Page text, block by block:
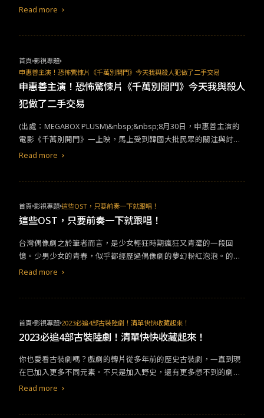
Read more
首頁 影視專題
申惠善主演！恐怖驚悚片《千萬別開門》今天我與殺人犯做了二手交易
申惠善主演！恐怖驚悚片《千萬別開門》今天我與殺人
犯做了二手交易
(出處：MEGABOX PLUSM)&nbsp;&nbsp;8月30日，申惠善主演的
電影《千萬別開門》一上映，馬上受到韓國大批民眾的關注與討
論。在韓國大型電影院CGV平台調查，期待值甚至高達98%，觀後
一樣，也因此有許多觀眾紛紛留下很有共鳴的留言。&nbsp;(出
處：CGV平台)&nbsp;&nbsp;「現實也有可能發生的事情讓人覺得
蘿蔔二手交易網的危險性真的充分有可能在現實社會出現，這樣的
題材真的非常有趣且女主角的演技相當的好，但最後結尾稍些失去
張力有點可惜。」&nbsp;(出處：CGV平台)&nbsp;&nbsp;「身為使
知道真相》新聞中所討論過的真實事件《二手交易那個傢伙》，由
於此事件犯罪行為極為周密，被害者如有抵抗，則會一直遭受折
案，因此媒體也稱此事件的犯罪者為”那傢伙”，此導演也由此事件
為啟發拍攝了這部《目標》的怖驚悚片電影。&nbsp;&nbsp;2300
萬人每天生活在二手交易市場中!你今天也與別人交易了嗎?&nbsp;
非常的盛行，在韓國除了紅蘿蔔以外還有閃電(번개장터)、二手國家
Read more
首頁 影視專題 這些OST，只要前奏一下就跟唱！
這些OST，只要前奏一下就跟唱！
台灣偶像劇之於筆者而言，是少女輕狂時期瘋狂又青澀的一段回
憶。少男少女的青春，似乎都經歷過偶像劇的夢幻粉紅泡泡。的
確，浪漫與不切實際是偶像劇最身負重任的任務，這時主題曲當然
為KTV點播神曲，瘋狂傳唱程度絕對是「下前奏，立刻可以
唱！」。近幾年，無論是台灣、韓國、日本還是大陸都有不少爆款
吧。2009台劇「最療癒」 《敗犬女王》－沒有如果 2009台劇《敗
犬女王》主題曲〈沒有如果〉由嚴爵作詞，Soulja作曲，最後由情
歌女王梁靜茹量演唱詮釋，曲取自日本《青山黛瑪-留在我身邊》改
度。而《敗犬女王》是一部都會愛情職場劇，劇中描述一段姐弟戀
Read more
首頁 影視專題 2023必追4部古裝陸劇！清單快快收藏起來！
2023必追4部古裝陸劇！清單快快收藏起來！
你也愛看古裝劇嗎？戲劇的轉片從多年前的歷史古裝劇，一直到現
在已加入更多不同元素。不只是加入野史，還有更多想不到的劇
情。每個角色的服裝、扮相，經常美上天、帥到掉渣，讓人多看兩
Read more